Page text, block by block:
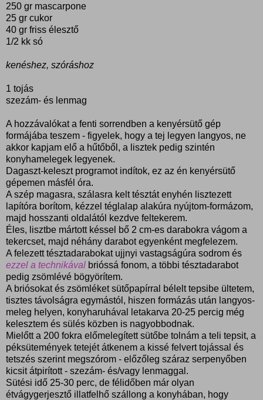
250 gr mascarpone
25 gr cukor
40 gr friss élesztő
1/2 kk só
kenéshez, szóráshoz
1 tojás
szezám- és lenmag
A hozzávalókat a fenti sorrendben a kenyérsütő gép
formájába teszem - figyelek, hogy a tej legyen langyos, ne
akkor kapjam elő a hűtőből, a lisztek pedig szintén
konyhamelegek legyenek.
Dagaszt-keleszt programot indítok, ez az én kenyérsütő
gépemen másfél óra.
A szép magasra, szálasra kelt tésztát enyhén lisztezett
lapítóra borítom, kézzel téglalap alakúra nyújtom-formázom,
majd hosszanti oldalától kezdve feltekerem.
Éles, lisztbe mártott késsel bő 2 cm-es darabokra vágom a
tekercset, majd néhány darabot egyenként megfelezem.
A felezett tésztadarabokat ujjnyi vastagságúra sodrom és
ezzel a technikával brióssá fonom, a többi tésztadarabot
pedig zsömlévé bögyörítem.
A briósokat és zsömléket sütőpapírral bélelt tepsibe ültetem,
tisztes távolságra egymástól, hiszen formázás után langyos-
meleg helyen, konyharuhával letakarva 20-25 percig még
kelesztem és sülés közben is nagyobbodnak.
Mielőtt a 200 fokra előmelegített sütőbe tolnám a teli tepsit, a
péksütemények tetejét átkenem a kissé felvert tojással és
tetszés szerint megszórom - előzőleg száraz serpenyőben
kicsit átpirított - szezám- és/vagy lenmaggal.
Sütési idő 25-30 perc, de félidőben már olyan
étvágygerjesztő illatfelhő szállong a konyhában, hogy